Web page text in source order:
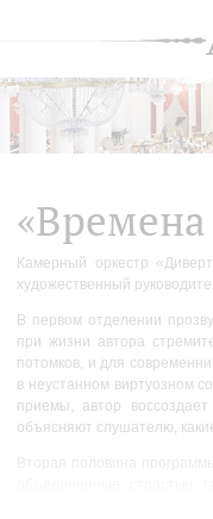
«Времена
Камерный оркестр
художественный
В первом отделении
при жизни автора
потомков, и для
в неустанном виртуозном
приемы, автор
объясняют слушателю,